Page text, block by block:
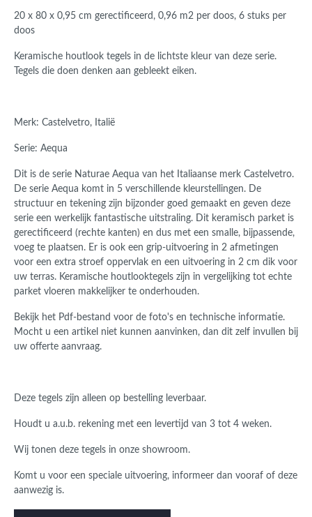
20 x 80 x 0,95 cm gerectificeerd, 0,96 m2 per doos, 6 stuks per
doos
Keramische houtlook tegels in de lichtste kleur van deze serie.
Tegels die doen denken aan gebleekt eiken.
Merk: Castelvetro, Italië
Serie: Aequa
Dit is de serie Naturae Aequa van het Italiaanse merk Castelvetro.
De serie Aequa komt in 5 verschillende kleurstellingen. De
structuur en tekening zijn bijzonder goed gemaakt en geven deze
serie een werkelijk fantastische uitstraling. Dit keramisch parket is
gerectificeerd (rechte kanten) en dus met een smalle, bijpassende,
voeg te plaatsen. Er is ook een grip-uitvoering in 2 afmetingen
voor een extra stroef oppervlak en een uitvoering in 2 cm dik voor
uw terras. Keramische houtlooktegels zijn in vergelijking tot echte
parket vloeren makkelijker te onderhouden.
Bekijk het Pdf-bestand voor de foto's en technische informatie.
Mocht u een artikel niet kunnen aanvinken, dan dit zelf invullen bij
uw offerte aanvraag.
Deze tegels zijn alleen op bestelling leverbaar.
Houdt u a.u.b. rekening met een levertijd van 3 tot 4 weken.
Wij tonen deze tegels in onze showroom.
Komt u voor een speciale uitvoering, informeer dan vooraf of deze
aanwezig is.